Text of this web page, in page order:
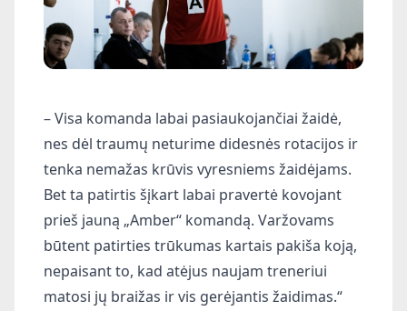
– Visa komanda labai pasiaukojančiai žaidė,
nes dėl traumų neturime didesnės rotacijos ir
tenka nemažas krūvis vyresniems žaidėjams.
Bet ta patirtis šįkart labai pravertė kovojant
prieš jauną „Amber“ komandą. Varžovams
būtent patirties trūkumas kartais pakiša koją,
nepaisant to, kad atėjus naujam treneriui
matosi jų braižas ir vis gerėjantis žaidimas.“